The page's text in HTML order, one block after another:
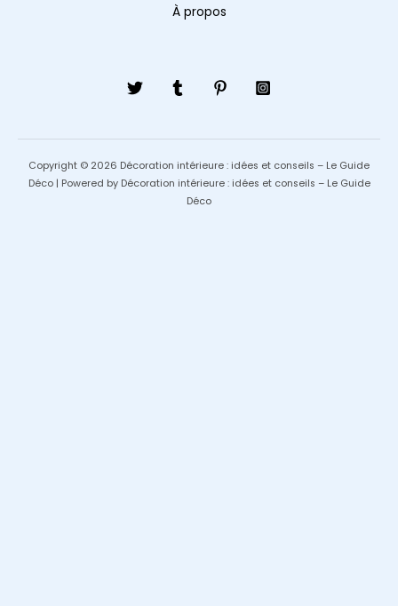
À propos
Copyright © 2026 Décoration intérieure : idées et conseils – Le Guide
Déco | Powered by Décoration intérieure : idées et conseils – Le Guide
Déco